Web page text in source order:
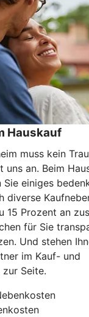
Hauskauf
muss kein
uns an. Beim
einiges
diverse
15 Prozent an
für Sie
Und stehen
im Kauf- und
Seite.